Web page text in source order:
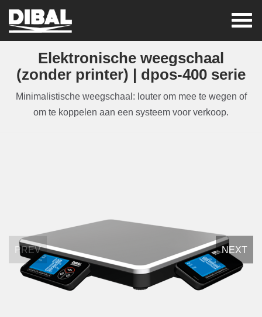
elektronische weegschaal
(zonder printer) | dpos-400 serie
Minimalistische weegschaal: louter om mee te wegen of
om te koppelen aan een systeem voor verkoop.
PREV NEXT